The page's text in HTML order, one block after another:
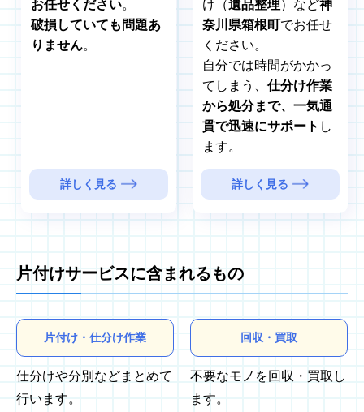
お任せください。
破損していても問題あ
りません。
詳しく見る
け（遺品整理）など神
奈川県箱根町でお任せ
ください。
自分では時間がかかっ
てしまう、 仕分け作業
から処分まで、一気通
貫で迅速にサポート し
ます。
詳しく見る
片付けサービスに含まれるもの
片付け・仕分け作業
仕分けや分別などまとめて
行います。
回収・買取
不要なモノを回収・買取し
ます。